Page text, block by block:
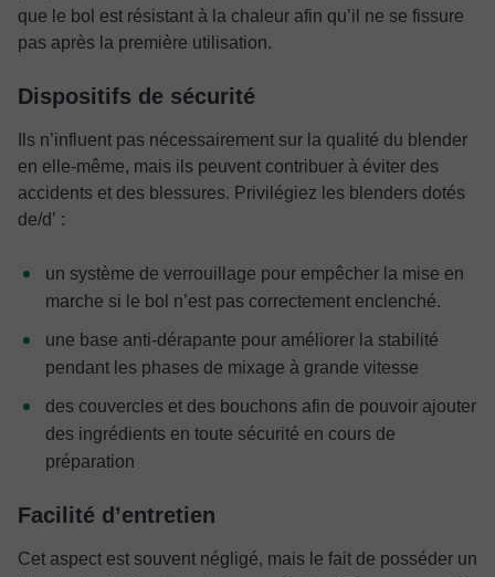
que le bol est résistant à la chaleur afin qu’il ne se fissure
pas après la première utilisation.
Dispositifs de sécurité
Ils n’influent pas nécessairement sur la qualité du blender
en elle-même, mais ils peuvent contribuer à éviter des
accidents et des blessures. Privilégiez les blenders dotés
de/d’ :
un système de verrouillage pour empêcher la mise en
marche si le bol n’est pas correctement enclenché.
une base anti-dérapante pour améliorer la stabilité
pendant les phases de mixage à grande vitesse
des couvercles et des bouchons afin de pouvoir ajouter
des ingrédients en toute sécurité en cours de
préparation
Facilité d’entretien
Cet aspect est souvent négligé, mais le fait de posséder un